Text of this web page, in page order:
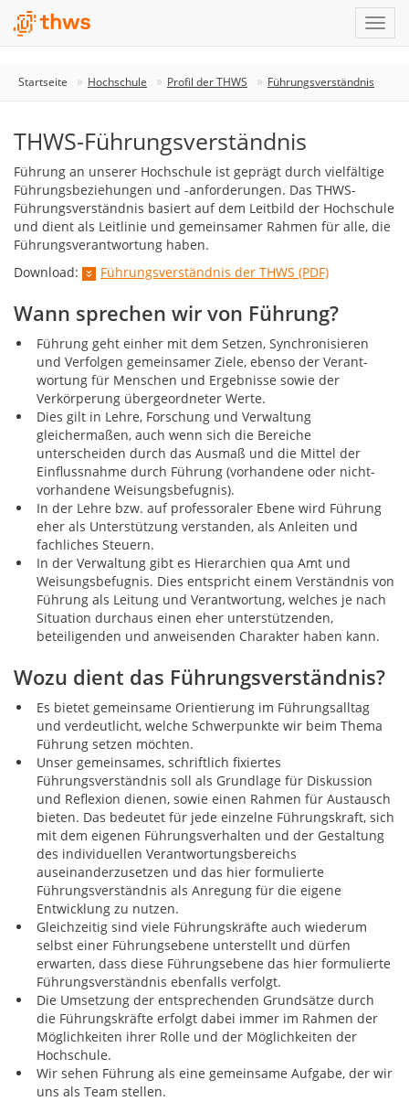
Startseite Hochschule Profil der THWS Führungsverständnis
THWS-Führungsverständnis
Führung an unserer Hochschule ist geprägt durch vielfältige
Führungsbeziehungen und -anforderungen. Das THWS-
Führungsverständnis basiert auf dem Leitbild der Hochschule
und dient als Leitlinie und gemeinsamer Rahmen für alle, die
Führungsverantwortung haben.
Download:
Führungsverständnis der THWS (PDF)
Wann sprechen wir von Führung?
Führung geht einher mit dem Setzen, Synchronisieren
und Verfolgen gemeinsamer Ziele, ebenso der Verant-
wortung für Menschen und Ergebnisse sowie der
Verkörperung übergeordneter Werte.
Dies gilt in Lehre, Forschung und Verwaltung
gleichermaßen, auch wenn sich die Bereiche
unterscheiden durch das Ausmaß und die Mittel der
Einflussnahme durch Führung (vorhandene oder nicht-
vorhandene Weisungsbefugnis).
In der Lehre bzw. auf professoraler Ebene wird Führung
eher als Unterstützung verstanden, als Anleiten und
fachliches Steuern.
In der Verwaltung gibt es Hierarchien qua Amt und
Weisungsbefugnis. Dies entspricht einem Verständnis von
Führung als Leitung und Verantwortung, welches je nach
Situation durchaus einen eher unterstützenden,
beteiligenden und anweisenden Charakter haben kann.
Wozu dient das Führungsverständnis?
Es bietet gemeinsame Orientierung im Führungsalltag
und verdeutlicht, welche Schwerpunkte wir beim Thema
Führung setzen möchten.
Unser gemeinsames, schriftlich fixiertes
Führungsverständnis soll als Grundlage für Diskussion
und Reflexion dienen, sowie einen Rahmen für Austausch
bieten. Das bedeutet für jede einzelne Führungskraft, sich
mit dem eigenen Führungsverhalten und der Gestaltung
des individuellen Verantwortungsbereichs
auseinanderzusetzen und das hier formulierte
Führungsverständnis als Anregung für die eigene
Entwicklung zu nutzen.
Gleichzeitig sind viele Führungskräfte auch wiederum
selbst einer Führungsebene unterstellt und dürfen
erwarten, dass diese Führungsebene das hier formulierte
Führungsverständnis ebenfalls verfolgt.
Die Umsetzung der entsprechenden Grundsätze durch
die Führungskräfte erfolgt dabei immer im Rahmen der
Möglichkeiten ihrer Rolle und der Möglichkeiten der
Hochschule.
Wir sehen Führung als eine gemeinsame Aufgabe, der wir
uns als Team stellen.